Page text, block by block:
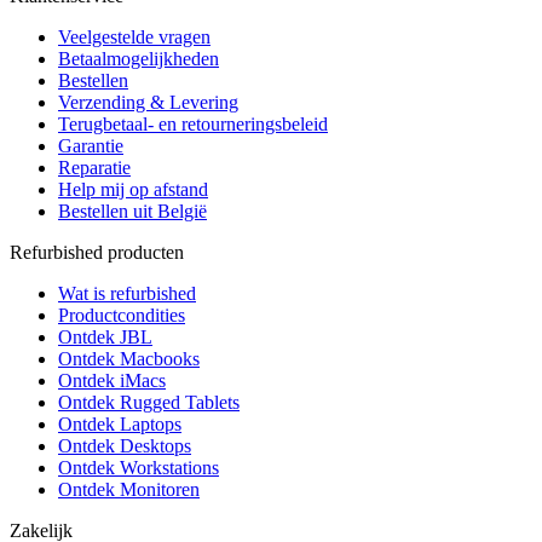
Veelgestelde vragen
Betaalmogelijkheden
Bestellen
Verzending & Levering
Terugbetaal- en retourneringsbeleid
Garantie
Reparatie
Help mij op afstand
Bestellen uit België
Refurbished producten
Wat is refurbished
Productcondities
Ontdek JBL
Ontdek Macbooks
Ontdek iMacs
Ontdek Rugged Tablets
Ontdek Laptops
Ontdek Desktops
Ontdek Workstations
Ontdek Monitoren
Zakelijk